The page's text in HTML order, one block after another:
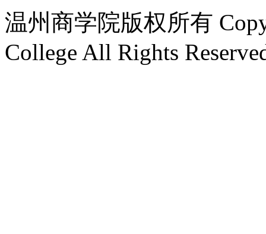
温州商学院版权所有
College All Rights